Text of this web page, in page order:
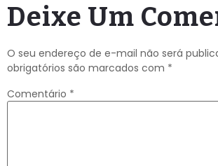
Deixe Um
O seu endereço de e-mail não será
obrigatórios são marcados com *
Comentário *